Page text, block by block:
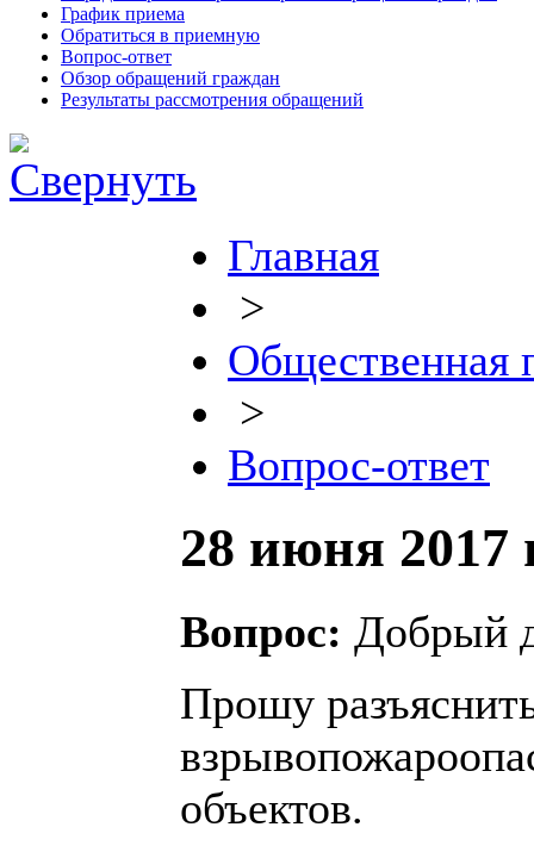
График приема
Обратиться в приемную
Вопрос-ответ
Обзор обращений граждан
Результаты рассмотрения обращений
Главная
>
Общественная
>
Вопрос-ответ
28 июня 2017
Вопрос: Добрый
Прошу
объектов.